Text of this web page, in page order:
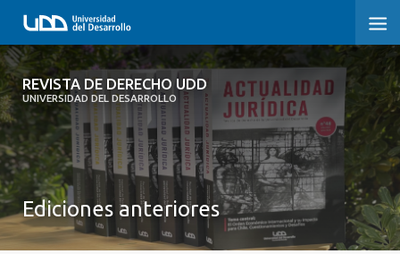
REVISTA DE DERECHO UDD
UNIVERSIDAD DEL DESARROLLO
REVISTA DE DERECHO UDD
INICIO
ACERCA DE LA REVISTA
EDICIONES ANTERIORES
CONVOCATORIA
Ediciones anteriores